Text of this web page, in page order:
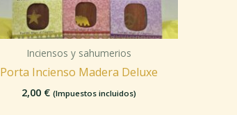
Inciensos y sahumerios
Porta Incienso Madera Deluxe
2,00 € (Impuestos incluidos)